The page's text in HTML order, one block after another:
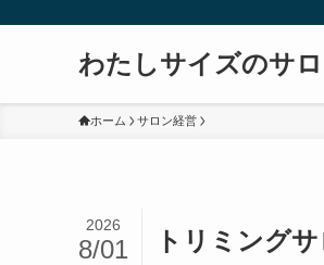
わたしサイズのサ
ホーム サロン経営
トリミング
2026
8/01